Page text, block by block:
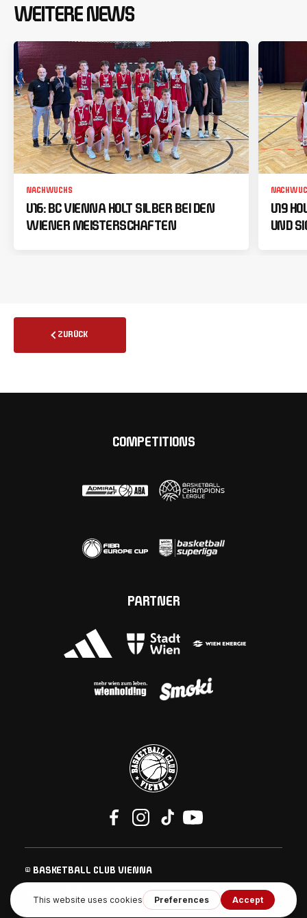
WEITERE NEWS
NACHWUCHS
U16: BC VIENNA HOLT SILBER BEI DEN
WIENER MEISTERSCHAFTEN
U19
UND
ZURÜCK
COMPETITIONS
PARTNER
© BASKETBALL CLUB VIENNA
DATENSCHUTZ